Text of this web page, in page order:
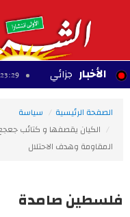
الأخبار
الجزائي 23:29 - 2026/08/05
الصفحة الرئيسية
سياسة
الكيان يقصفها و كتائب
المقاومة وهدف الاحتلال
فلسطين صامدة